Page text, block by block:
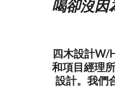
喝卻沒因
四木設計W/
和項目經理
設計。我們